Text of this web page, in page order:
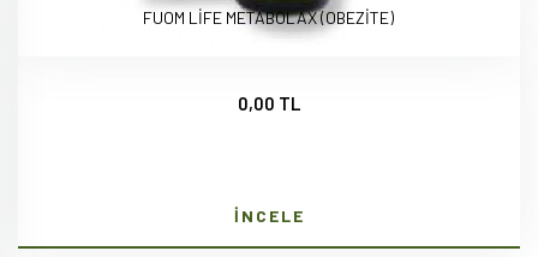
FUOM LİFE METABOLAX (OBEZİTE)
0,00 TL
İNCELE